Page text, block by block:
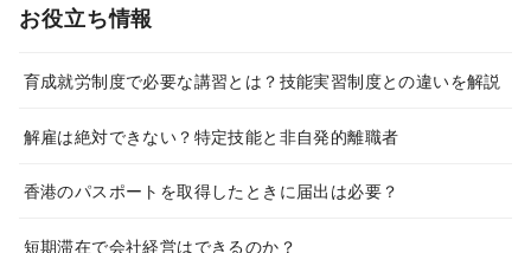
お役立ち情報
育成就労制度で必要な講習とは？技能実習制度との違いを解説
解雇は絶対できない？特定技能と非自発的離職者
香港のパスポートを取得したときに届出は必要？
短期滞在で会社経営はできるのか？